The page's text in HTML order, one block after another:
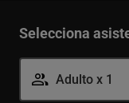
Selecciona
Adulto x 1
Adulto
18-99 años